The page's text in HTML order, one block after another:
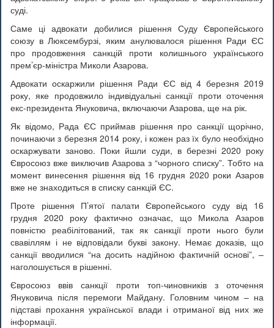
суді.
Саме ці адвокати добилися рішення Суду Європейського
союзу в Люксембурзі, яким анулювалося рішення Ради ЄС
про продовження санкцій проти колишнього українського
прем’єр-міністра Миколи Азарова.
Адвокати оскаржили рішення Ради ЄС від 4 березня 2019
року, яке продовжило індивідуальні санкції проти оточення
екс-президента Януковича, включаючи Азарова, ще на рік.
Як відомо, Рада ЄС приймав рішення про санкції щорічно,
починаючи з березня 2014 року, і кожен раз їх було необхідно
оскаржувати заново. Поки йшли суди, в березні 2020 року
Євросоюз вже виключив Азарова з “чорного списку”. Тобто на
момент винесення рішення від 16 грудня 2020 роки Азаров
вже не знаходиться в списку санкцій ЄС.
Проте рішення П’ятої палати Європейського суду від 16
грудня 2020 року фактично означає, що Микола Азаров
повністю реабілітований, так як санкції проти нього були
свавіллям і не відповідали букві закону. Немає доказів, що
санкції вводилися “на досить надійною фактичній основі”, –
наголошується в рішенні.
Євросоюз ввів санкції проти топ-чиновників з оточення
Януковича після перемоги Майдану. Головним чином – на
підставі прохання української влади і отриманої від них же
інформації.